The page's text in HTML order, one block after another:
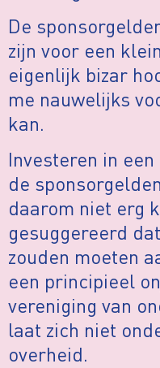
De
zijn voor een
eigenlijk bizar
me nauwelijks
kan.
Investeren in
de
daarom niet erg
gesuggereerd
zouden moeten
een principieel
vereniging van
laat zich niet
overheid.